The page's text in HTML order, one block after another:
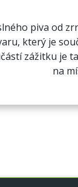
piva od
který je
zážitku je
na